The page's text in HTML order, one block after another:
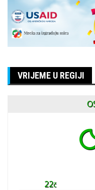
VRIJEME U REGIJI
22č